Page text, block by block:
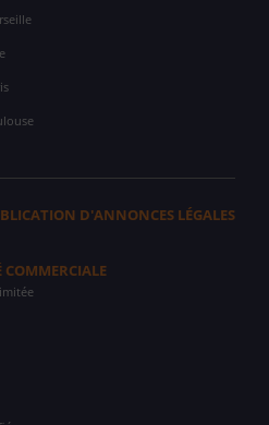
D'ANNONCES LÉGALES
COMMERCIALE